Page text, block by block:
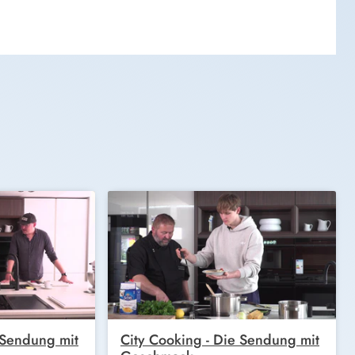
mit
City Cooking - Die Sendung mit